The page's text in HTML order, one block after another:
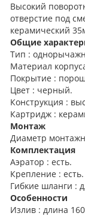
Высокий
отверстие под
керамический
Общие
Тип :
Материал
Покрытие :
Цвет : черный.
Конструкция :
Картридж :
Монтаж
Диаметр
Комплектация
Аэратор : есть.
Крепление : есть.
Гибкие шланги :
Особенности
Излив : длина